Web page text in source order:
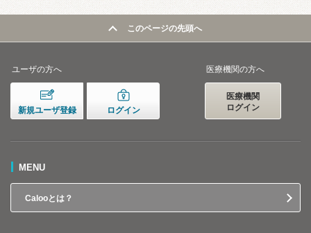
このページの先頭へ
ユーザの方へ
新規ユーザ登録 ログイン
医療機関の方へ
医療機関
ログイン
MENU
Calooとは？